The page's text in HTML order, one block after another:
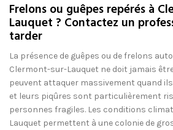
Frelons ou guêpes repérés à
Lauquet ? Contactez un
tarder
La présence de guêpes ou de frelons
Clermont-sur-Lauquet ne doit jamais
peuvent attaquer massivement quand
et leurs piqûres sont particulièrement
personnes fragiles. Les conditions
Lauquet permettent à une colonie de